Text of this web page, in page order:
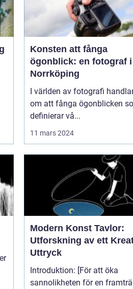
Konsten att fånga
ögonblick: en fotograf i
Norrköping
I världen av fotografi
om att fånga ögonblicken
definierar vå...
11 mars 2024
Modern Konst Tavlor:
Utforskning av ett
Uttryck
Introduktion: [För att öka
sannolikheten för en